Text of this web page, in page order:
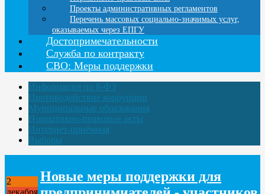
Проекты административных регламентов
Перечень массовых социально-значимых услуг,
оказываемых через ЕПГУ
Достопримечательности
Служба по контракту
СВО: Меры поддержки
Информация по 8-ФЗ
Противодействие коррупции
Муниципальные образования
Нормативно-правовые акты
Интернет-приёмная
Выборы
2
декабря
Новые меры поддержки для